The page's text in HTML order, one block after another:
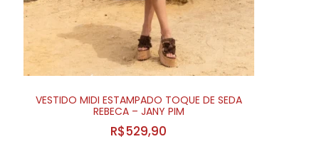
VESTIDO MIDI ESTAMPADO TOQUE DE SEDA
REBECA – JANY PIM
R$529,90